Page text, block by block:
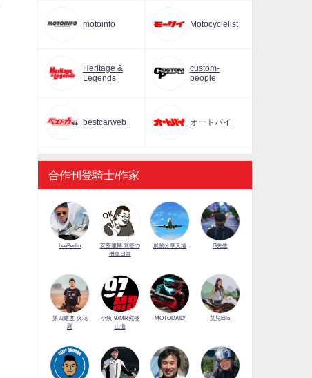
motoinfo Motocyclelist
Heritage &
Legends
custom-
people
bestcarweb オートバイ
合作刊登騎士/作家
LeeBerlin
安筌運轉 阿筌の
機車日常
展的分享天地 G先生
第四維度-火花
羅
小魚-97MR究極
山道
MOTODAILY 艾兒Elle